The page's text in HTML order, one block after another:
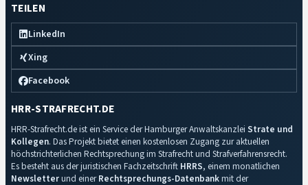
TEILEN
LinkedIn
Xing
Facebook
HRR-STRAFRECHT.DE
HRR-Strafrecht.de ist ein Service der Hamburger Anwaltskanzlei Strate und
Kollegen. Das Projekt bietet einen kostenlosen Zugang zur aktuellen
höchstrichterlichen Rechtsprechung im Strafrecht und Strafverfahrensrecht.
Es besteht aus der juristischen Fachzeitschrift HRRS, einem monatlichen
Newsletterund einerRechtsprechungs-Datenbankmit der